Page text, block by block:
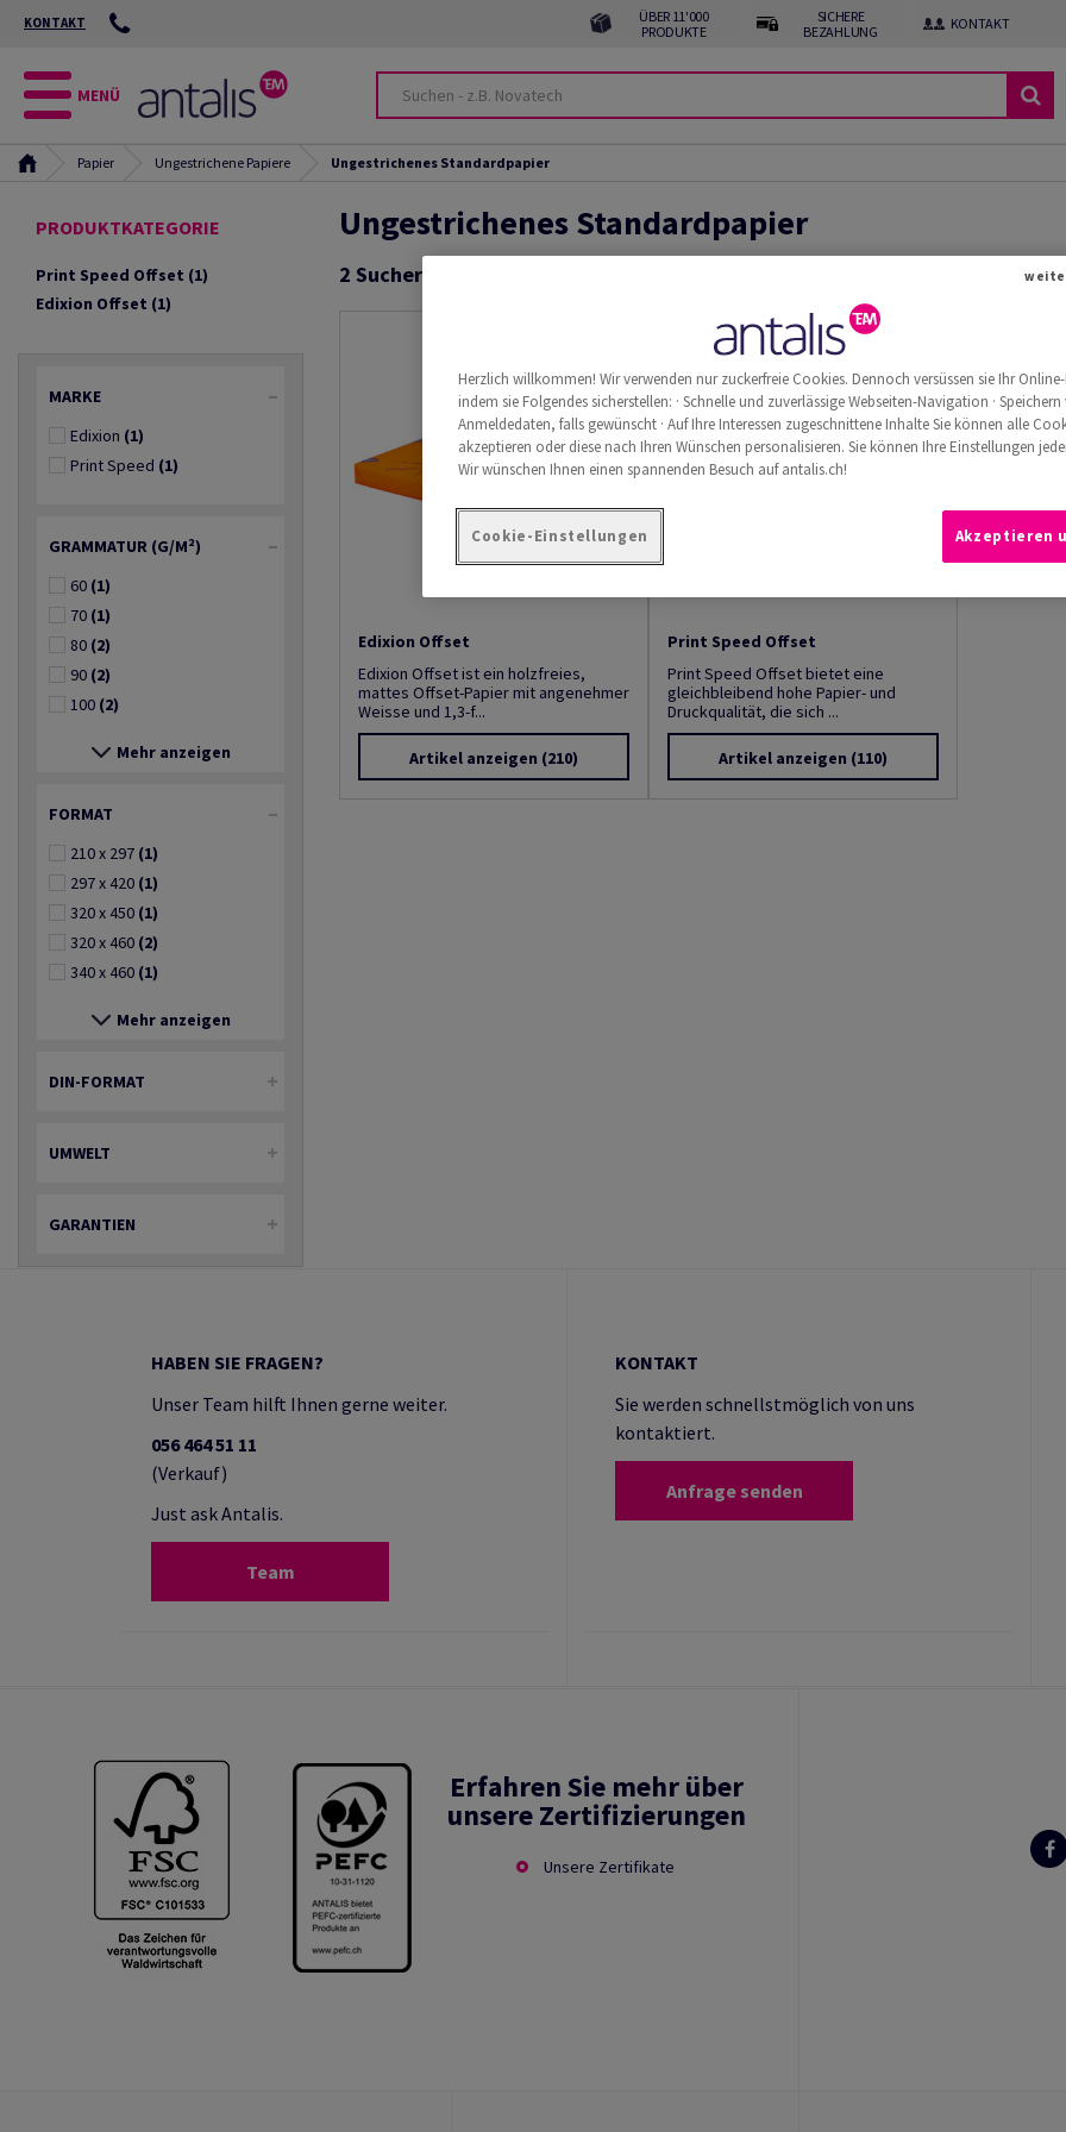
KONTAKT
ÜBER 11'000
PRODUKTE
SICHERE
BEZAHLUNG
KONTAKT
MENÜ
Papier Ungestrichene Papiere Ungestrichenes Standardpapier
PRODUKTKATEGORIE
Print Speed Offset (1)
Edixion Offset (1)
MARKE
Edixion (1)
Print Speed (1)
GRAMMATUR (G/M²)
60 (1)
70 (1)
80 (2)
90 (2)
100 (2)
Mehr anzeigen
FORMAT
210 x 297 (1)
297 x 420 (1)
320 x 450 (1)
320 x 460 (2)
340 x 460 (1)
Mehr anzeigen
DIN-FORMAT
UMWELT
GARANTIEN
Ungestrichenes Standardpapier
2 Suchergebnisse
Edixion Offset
Edixion Offset ist ein holzfreies,
mattes Offset-Papier mit angenehmer
Weisse und 1,3-f...
Artikel anzeigen (210)
Print Speed Offset
Print Speed Offset bietet eine
gleichbleibend hohe Papier- und
Druckqualität, die sich ...
Artikel anzeigen (110)
HABEN SIE FRAGEN?
Unser Team hilft Ihnen gerne weiter.
056 464 51 11
(Verkauf)
Just ask Antalis.
Team
KONTAKT
Sie werden schnellstmöglich von uns
kontaktiert.
Anfrage senden
Erfahren Sie mehr über
unsere Zertifizierungen
Unsere Zertifikate
Herzlich willkommen! Wir verwenden nur zuckerfreie Cookies. Dennoch versüssen sie Ihr
indem sie Folgendes sicherstellen: · Schnelle und zuverlässige Webseiten-Navigation ·
Anmeldedaten, falls gewünscht · Auf Ihre Interessen zugeschnittene Inhalte Sie können alle
akzeptieren oder diese nach Ihren Wünschen personalisieren. Sie können Ihre Einstellungen
Wir wünschen Ihnen einen spannenden Besuch auf antalis.ch!
Cookie-Einstellungen Akzeptieren